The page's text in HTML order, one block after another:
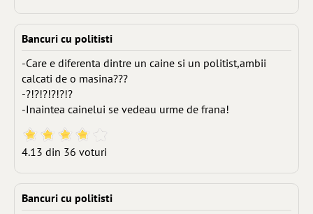
Bancuri cu politisti
-Care e diferenta dintre un caine si un politist,ambii
calcati de o masina???
-?!?!?!?!?!?
-Inaintea cainelui se vedeau urme de frana!
4.13 din 36 voturi
Bancuri cu politisti